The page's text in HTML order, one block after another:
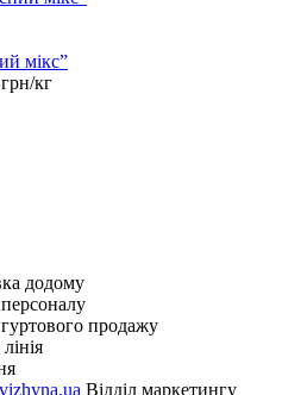
мікс”
грн/кг
додому
гуртового продажу
Відділ маркетингу